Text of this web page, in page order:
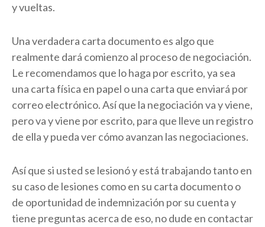
y vueltas.
Una verdadera carta documento es algo que
realmente dará comienzo al proceso de negociación.
Le recomendamos que lo haga por escrito, ya sea
una carta física en papel o una carta que enviará por
correo electrónico. Así que la negociación va y viene,
pero va y viene por escrito, para que lleve un registro
de ella y pueda ver cómo avanzan las negociaciones.
Así que si usted se lesionó y está trabajando tanto en
su caso de lesiones como en su carta documento o
de oportunidad de indemnización por su cuenta y
tiene preguntas acerca de eso, no dude en contactar